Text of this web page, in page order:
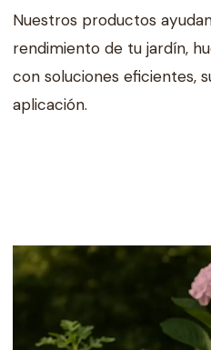
Nuestros productos
rendimiento de tu jardín,
con soluciones eficientes,
aplicación.